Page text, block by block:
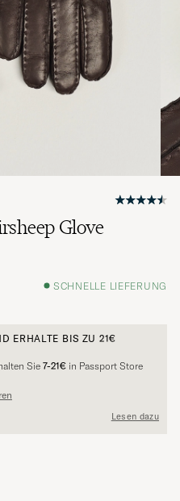
Glove
SCHNELLE LIEFERUNG
ERHALTE BIS ZU 21€
Sie7-21€ in Passport Store
Lesen dazu